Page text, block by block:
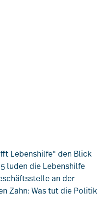
Lebenshilfe“ den Blick
luden die Lebenshilfe
an der
Zahn: Was tut die Politik